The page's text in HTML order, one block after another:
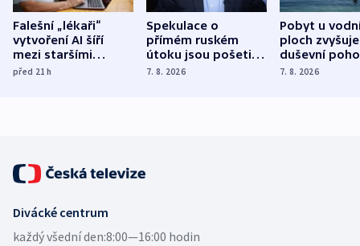
Falešní „lékaři“
vytvoření AI šíří
mezi staršími
Poláky nebezpečné
před 21h
Spekulace o
přímém ruském
útoku jsou pošetilé,
míní estonský
7. 8. 2026
Pobyt u
ploch zvyšuje
duševní
ukázala
7. 8. 2026
Divácké centrum
každý všední den:8:00—16:00 hodin